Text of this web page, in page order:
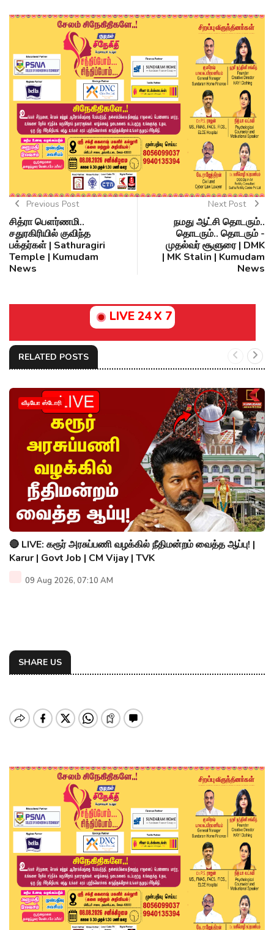
Previous Post
சித்ரா பௌர்ணமி..
சதுரகிரியில் குவிந்த
பக்தர்கள் | Sathuragiri
Temple | Kumudam
News
Next Post
நமது ஆட்சி தொடரும்..
தொடரும்.. தொடரும் -
முதல்வர் சூளுரை | DMK
| MK Stalin | Kumudam
News
LIVE 24 X 7
RELATED POSTS
வீடியோ ஸ்டோரி
🔴 LIVE: கரூர் அரசுப்பணி வழக்கில் நீதிமன்றம் வைத்த ஆப்பு! |
Karur | Govt Job | CM Vijay | TVK
09 Aug 2026, 07:10 AM
SHARE US